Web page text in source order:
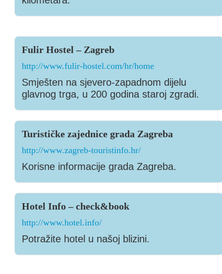
Fulir Hostel – Zagreb
http://www.fulir-hostel.com/hr/home
Smješten na sjevero-zapadnom dijelu
glavnog trga, u 200 godina staroj zgradi.
Turističke zajednice grada Zagreba
http://www.zagreb-touristinfo.hr/
Korisne informacije grada Zagreba.
Hotel Info – check&book
http://www.hotel.info/
Potražite hotel u našoj blizini.